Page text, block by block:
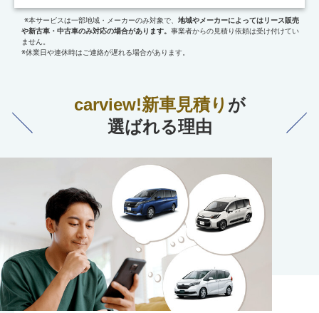
※本サービスは一部地域・メーカーのみ対象で、 地域やメーカーによってはリース販売
や新古車・中古車のみ対応の場合があります。 事業者からの見積り依頼は受け付けてい
ません。
※休業日や連休時はご連絡が遅れる場合があります。
carview!新車見積り が
選ばれる理由